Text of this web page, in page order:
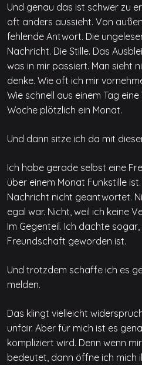
Und genau das ist schwer zu
oft anders aussieht. Von
fehlende Antwort. Die
Nachricht. Die Stille. Das
was in mir passiert. Man sieht
denke. Wie oft ich mir
Wie schnell aus einem Tag
Woche plötzlich ein Monat.
Und dann sitze ich da mit
Ich habe gerade selbst eine
über einem Monat Funkstille
Nachricht nicht geantwortet.
egal war. Nicht, weil ich keine
Im Gegenteil. Ich dachte
Freundschaft geworden ist.
Und trotzdem schaffe ich es
melden.
Das klingt vielleicht
unfair. Aber für mich ist es
kompliziert wird. Denn wenn
bedeutet, dann öffne ich mich